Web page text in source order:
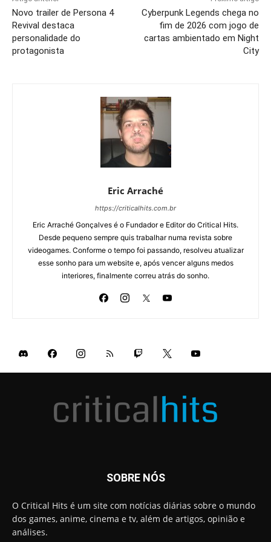
Novo trailer de Persona 4
Revival destaca
personalidade do
protagonista
Cyberpunk Legends chega no
fim de 2026 com jogo de
cartas ambientado em Night
City
Eric Arraché
https://criticalhits.com.br
Eric Arraché Gonçalves é o Fundador e Editor do Critical Hits.
Desde pequeno sempre quis trabalhar numa revista sobre
videogames. Conforme o tempo foi passando, resolveu atualizar
esse sonho para um website e, após vencer alguns medos
interiores, finalmente correu atrás do sonho.
SOBRE NÓS
O Critical Hits é um site com notícias diárias sobre o mundo
dos games, anime, cinema e tv, além de artigos, opinião e
análises.